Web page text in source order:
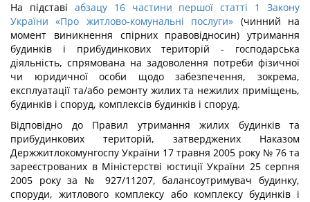
На підставі абзацу 16 частини першої статті 1 Закону
України «Про житлово-комунальні послуги» (чинний на
момент виникнення спірних правовідносин) утримання
будинків і прибудинкових територій - господарська
діяльність, спрямована на задоволення потреби фізичної
чи юридичної особи щодо забезпечення, зокрема,
експлуатації та/або ремонту жилих та нежилих приміщень,
будинків і споруд, комплексів будинків і споруд.
Відповідно до Правил утримання жилих будинків та
прибудинкових територій, затверджених Наказом
Держжитлокомунгоспу України 17 травня 2005 року № 76 та
зареєстрованих в Міністерстві юстиції України 25 серпня
2005 року за № 927/11207, балансоутримувач будинку,
споруди, житлового комплексу або комплексу будинків і